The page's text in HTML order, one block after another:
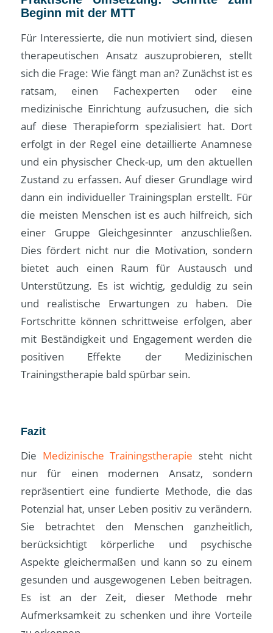
Beginn mit der MTT
Für Interessierte, die nun motiviert sind, diesen
therapeutischen Ansatz auszuprobieren, stellt
sich die Frage: Wie fängt man an? Zunächst ist es
ratsam, einen Fachexperten oder eine
medizinische Einrichtung aufzusuchen, die sich
auf diese Therapieform spezialisiert hat. Dort
erfolgt in der Regel eine detaillierte Anamnese
und ein physischer Check-up, um den aktuellen
Zustand zu erfassen. Auf dieser Grundlage wird
dann ein individueller Trainingsplan erstellt. Für
die meisten Menschen ist es auch hilfreich, sich
einer Gruppe Gleichgesinnter anzuschließen.
Dies fördert nicht nur die Motivation, sondern
bietet auch einen Raum für Austausch und
Unterstützung. Es ist wichtig, geduldig zu sein
und realistische Erwartungen zu haben. Die
Fortschritte können schrittweise erfolgen, aber
mit Beständigkeit und Engagement werden die
positiven Effekte der Medizinischen
Trainingstherapie bald spürbar sein.
Fazit
Die Medizinische Trainingstherapie steht nicht
nur für einen modernen Ansatz, sondern
repräsentiert eine fundierte Methode, die das
Potenzial hat, unser Leben positiv zu verändern.
Sie betrachtet den Menschen ganzheitlich,
berücksichtigt körperliche und psychische
Aspekte gleichermaßen und kann so zu einem
gesunden und ausgewogenen Leben beitragen.
Es ist an der Zeit, dieser Methode mehr
Aufmerksamkeit zu schenken und ihre Vorteile